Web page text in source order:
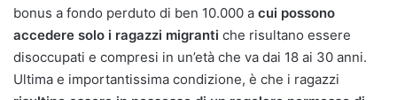
bonus a fondo perduto di ben 10.000 a cui possono
accedere solo i ragazzi migranti che risultano essere
disoccupati e compresi in un’età che va dai 18 ai 30 anni.
Ultima e importantissima condizione, è che i ragazzi